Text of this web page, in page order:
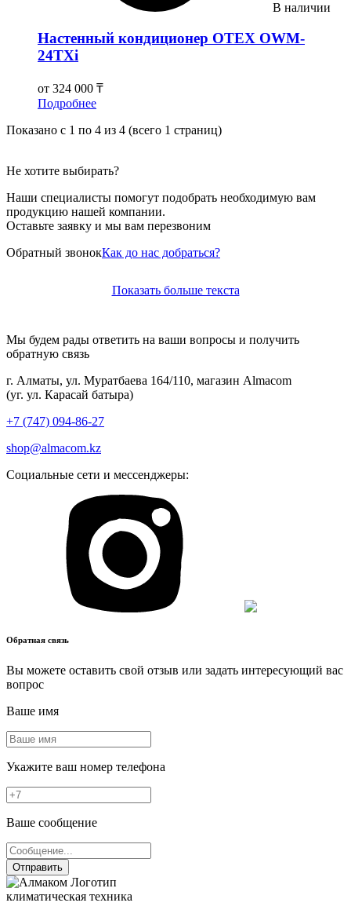
В наличии
Настенный кондиционер OTEX OWM-
24TXi
от 324 000 ₸
Подробнее
Показано с 1 по 4 из 4 (всего 1 страниц)
Не хотите выбирать?
Наши специалисты помогут подобрать необходимую вам
продукцию нашей компании.
Оставьте заявку и мы вам перезвоним
Обратный звонокКак до нас добраться?
Показать больше текста
Мы будем рады ответить на ваши вопросы и получить
обратную связь
г. Алматы, ул. Муратбаева 164/110, магазин Almacom
(уг. ул. Карасай батыра)
+7 (747) 094-86-27
shop@almacom.kz
Социальные сети и мессенджеры:
Обратная связь
Вы можете оставить свой отзыв или задать интересующий вас
вопрос
Ваше имя
Укажите ваш номер телефона
Ваше сообщение
Отправить
климатическая техника